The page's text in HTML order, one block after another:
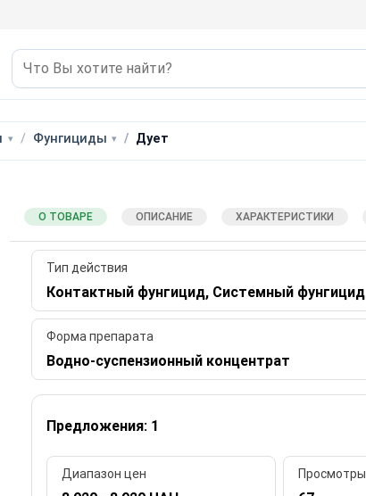
Фунгициды Дует
О ТОВАРЕ ОПИСАНИЕ ХАРАКТЕРИСТИКИ
Тип действия
Контактный фунгицид, Системный фунгицид
Форма препарата
Водно-суспензионный концентрат
Предложения: 1
Диапазон цен Просмотры